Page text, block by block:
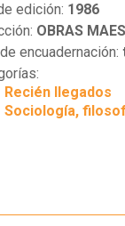
edición: 1986
OBRAS
encuadernación:
Recién llegados
Sociología,